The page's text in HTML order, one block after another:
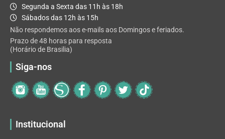
Segunda a Sexta das 11h às 18h
Sábados das 12h às 15h
Não respondemos aos e-mails aos Domingos e feriados.
Prazo de 48 horas para resposta
(Horário de Brasilia)
Siga-nos
Institucional